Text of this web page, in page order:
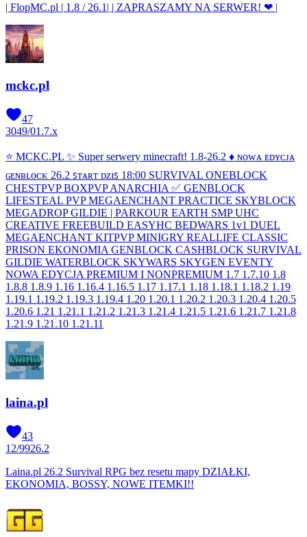
| FlopMC.pl | 1.8 / 26.1| | ZAPRASZAMY NA SERWER! ❤ |
mckc.pl
47
3049/01.7.x
⭐ MCKC.PL ✨ Super serwery minecraft! 1.8-26.2 ♦ ɴᴏᴡᴀ ᴇᴅʏᴄᴊᴀ
ɢᴇɴʙʟᴏᴄᴋ 26.2 ꜱᴛᴀʀᴛ ᴅᴢɪꜱ 18:00 SURVIVAL ONEBLOCK
CHESTPVP BOXPVP ANARCHIA ✅ GENBLOCK
LIFESTEAL PVP MEGAENCHANT PRACTICE SKYBLOCK
MEGADROP GILDIE | PARKOUR EARTH SMP UHC
CREATIVE FREEBUILD EASYHC BEDWARS 1v1 DUEL
MEGAENCHANT KITPVP MINIGRY REALLIFE CLASSIC
PRISON EKONOMIA GENBLOCK CASHBLOCK SURVIVAL
GILDIE WATERBLOCK SKYWARS SKYGEN EVENTY
NOWA EDYCJA PREMIUM I NONPREMIUM 1.7 1.7.10 1.8
1.8.8 1.8.9 1.16 1.16.4 1.16.5 1.17 1.17.1 1.18 1.18.1 1.18.2 1.19
1.19.1 1.19.2 1.19.3 1.19.4 1.20 1.20.1 1.20.2 1.20.3 1.20.4 1.20.5
1.20.6 1.21 1.21.1 1.21.2 1.21.3 1.21.4 1.21.5 1.21.6 1.21.7 1.21.8
1.21.9 1.21.10 1.21.11
laina.pl
43
12/9926.2
Laina.pl 26.2 Survival RPG bez resetu mapy DZIAŁKI,
EKONOMIA, BOSSY, NOWE ITEMKI!!